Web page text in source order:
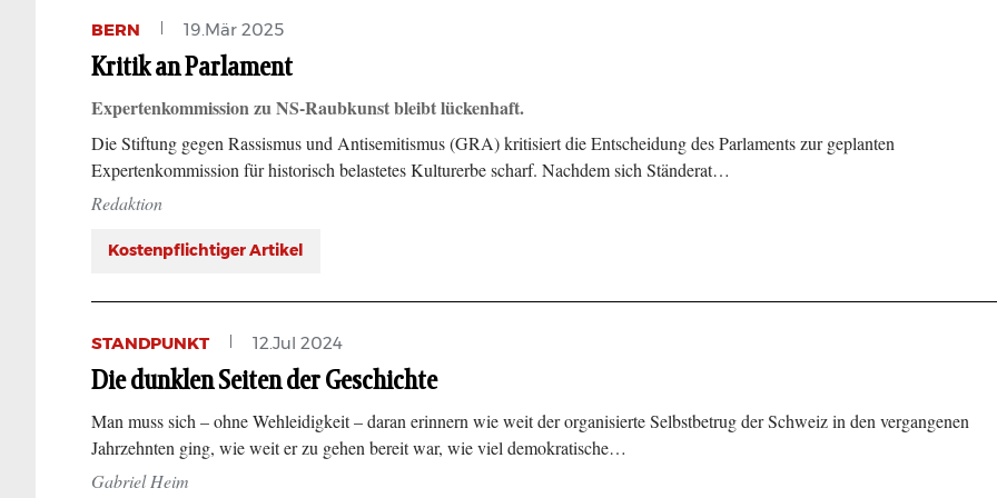
BERN 19.Mär 2025
Kritik an Parlament
Expertenkommission zu NS-Raubkunst bleibt lückenhaft.
Die Stiftung gegen Rassismus und Antisemitismus (GRA) kritisiert die Entscheidung des Parlaments zur geplanten
Expertenkommission für historisch belastetes Kulturerbe scharf. Nachdem sich Ständerat…
Redaktion
Kostenpflichtiger Artikel
STANDPUNKT 12.Jul 2024
Die dunklen Seiten der Geschichte
Man muss sich – ohne Wehleidigkeit – daran erinnern wie weit der organisierte Selbstbetrug der Schweiz in den vergangenen
Jahrzehnten ging, wie weit er zu gehen bereit war, wie viel demokratische…
Gabriel Heim